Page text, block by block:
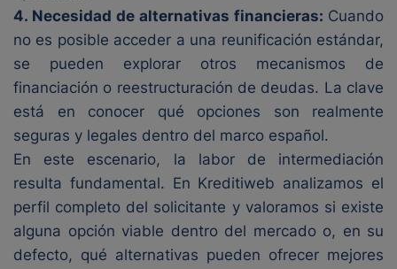
4. Necesidad de alternativas financieras: Cuando
no es posible acceder a una reunificación estándar,
se pueden explorar otros mecanismos de
financiación o reestructuración de deudas. La clave
está en conocer qué opciones son realmente
seguras y legales dentro del marco español.
En este escenario, la labor de intermediación
resulta fundamental. En Kreditiweb analizamos el
perfil completo del solicitante y valoramos si existe
alguna opción viable dentro del mercado o, en su
defecto, qué alternativas pueden ofrecer mejores